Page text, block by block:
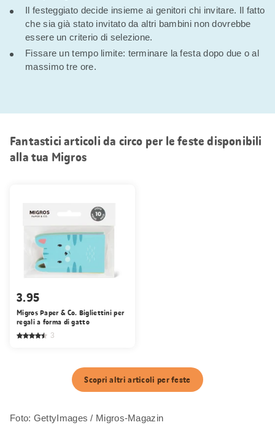
Il festeggiato decide insieme ai genitori chi invitare. Il fatto
che sia già stato invitato da altri bambini non dovrebbe
essere un criterio di selezione.
Fissare un tempo limite: terminare la festa dopo due o al
massimo tre ore.
Fantastici articoli da circo per le feste disponibili
alla tua Migros
3.95
Migros Paper & Co. Bigliettini per
regali a forma di gatto
3
Scopri altri articoli per feste
Foto: GettyImages / Migros-Magazin